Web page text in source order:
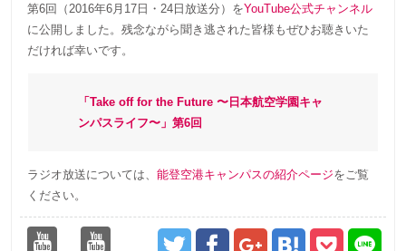
第6回（2016年6月17日・24日放送分）をYouTube公式チャンネル
に公開しました。残念ながら聞き逃された皆様もぜひお聴きいた
だければ幸いです。
「Take off for the Future 〜日本航空学園キャ
ンパスライフ〜」第6回
ラジオ放送については、能登空港キャンパスの紹介ページをご覧
ください。